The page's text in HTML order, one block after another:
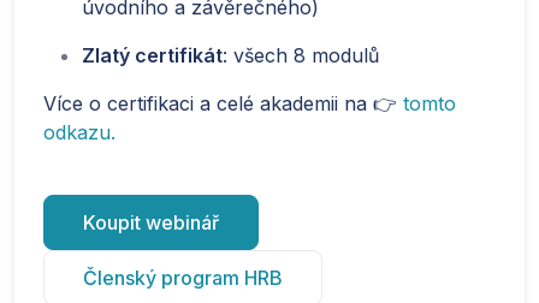
úvodního a závěrečného)
Zlatý certifikát: všech 8 modulů
Více o certifikaci a celé akademii na 👉 tomto
odkazu.
Koupit webinář
Členský program HRB